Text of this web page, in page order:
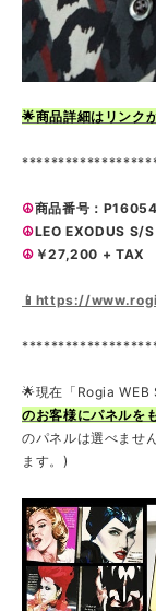
🌟商品詳細はリンク
☮商品番号：P16054
☮LEO EXODUS S/
☮ ￥27,200 + TAX
📱https://
🌟現在「Rogia WEB
のお客様にパネルを
のパネルは選べませ
ます。)